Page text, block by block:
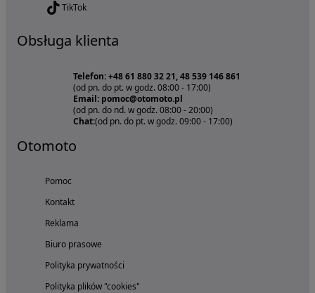
TikTok
Obsługa klienta
Telefon: +48 61 880 32 21, 48 539 146 861
(od pn. do pt. w godz. 08:00 - 17:00)
Email: pomoc@otomoto.pl
(od pn. do nd. w godz. 08:00 - 20:00)
Chat:(od pn. do pt. w godz. 09:00 - 17:00)
Otomoto
Pomoc
Kontakt
Reklama
Biuro prasowe
Polityka prywatności
Polityka plików "cookies"